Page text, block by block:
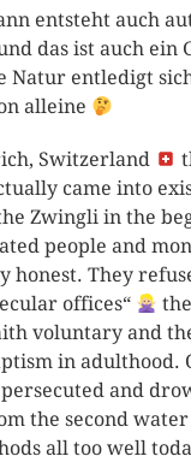
entsteht auch
das ist auch ein
Natur entledigt
alleine
Switzerland
came into
Zwingli in the
people and
honest. They
offices“
voluntary and
in adulthood.
and
the second
all too well